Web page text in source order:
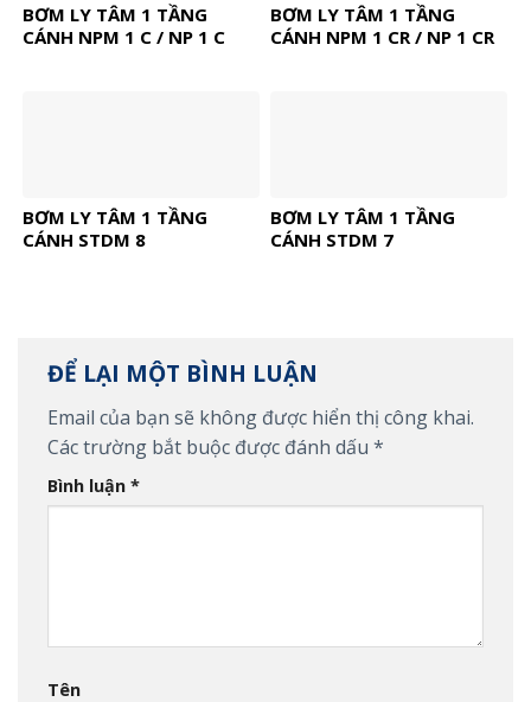
BƠM LY TÂM 1 TẦNG
CÁNH NPM 1 C / NP 1 C
BƠM LY TÂM 1 TẦNG
CÁNH NPM 1 CR / NP 1 CR
BƠM LY TÂM 1 TẦNG
CÁNH STDM 8
BƠM LY TÂM 1 TẦNG
CÁNH STDM 7
ĐỂ LẠI MỘT BÌNH LUẬN
Email của bạn sẽ không được hiển thị công khai.
Các trường bắt buộc được đánh dấu *
Bình luận *
Tên